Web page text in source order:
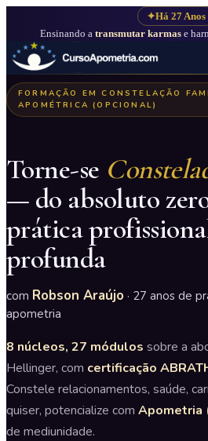
✦Há 27 Anos
Ensinando a transmutar karmas e
FORMAÇÃO EM CONSTELAÇÃO
APOMÉTRICA (OPCIONAL)
Torne-se
— do absoluto
prática
profunda
com Robson Araújo · 27 anos de
apometria
8 núcleos, 27 módulos sobre a
Hellinger, com certificação
Constele relacionamentos, saúde,
quiser, potencialize com Apometria
de mediunidade.